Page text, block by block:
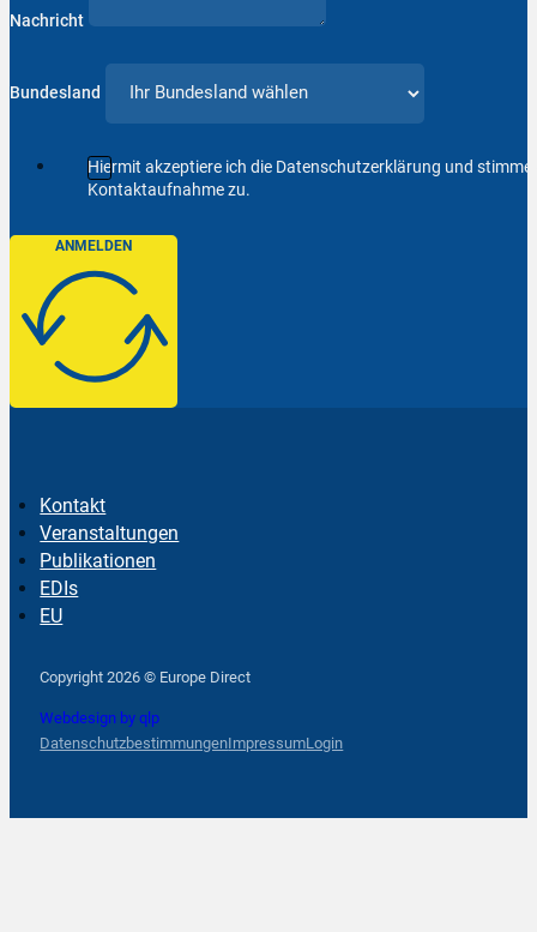
Nachricht
Bundesland
Hiermit akzeptiere ich die Datenschutzerklärung und
Kontaktaufnahme zu.
ANMELDEN
Kontakt
Veranstaltungen
Publikationen
EDIs
EU
Copyright 2026 © Europe Direct
Webdesign by qlp
DatenschutzbestimmungenImpressumLogin